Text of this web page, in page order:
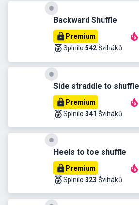
Backward Shuffle
Premium
Splnilo 542Šviháků
Side straddle to shuffle
Premium
Splnilo 341 Šviháků
Heels to toe shuffle
Premium
Splnilo 323 Šviháků